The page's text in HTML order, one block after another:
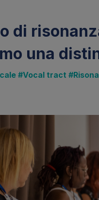
di
una
#Vocal tract